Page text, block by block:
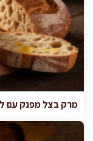
מרק בצל מפנק עם